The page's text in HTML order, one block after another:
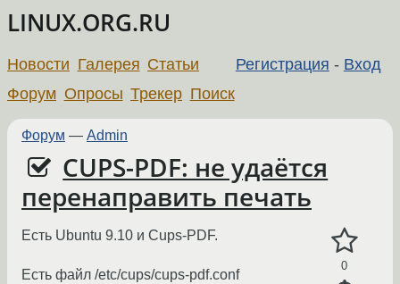
LINUX.ORG.RU
Регистрация - Вход
Новости Галерея Статьи
Форум Опросы Трекер Поиск
Форум — Admin
CUPS-PDF: не удаётся
перенаправить печать
0
Есть Ubuntu 9.10 и Cups-PDF.
Есть файл /etc/cups/cups-pdf.conf